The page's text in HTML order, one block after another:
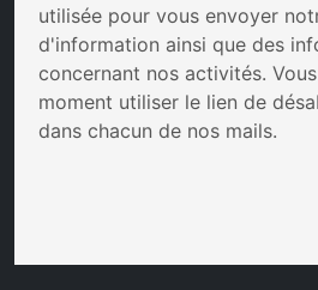
utilisée pour vous envoyer
d'information ainsi que des
concernant nos activités.
moment utiliser le lien de
dans chacun de nos mails.